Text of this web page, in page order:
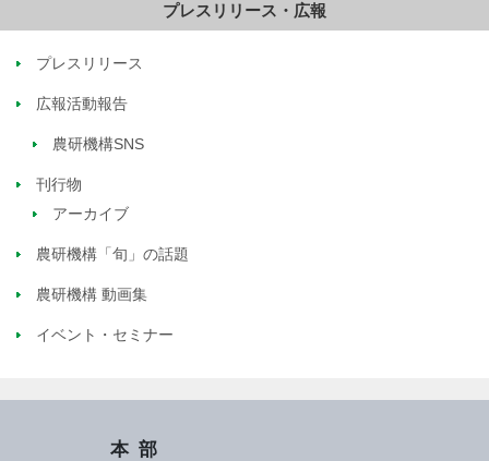
プレスリリース・広報
プレスリリース
広報活動報告
農研機構SNS
刊行物
アーカイブ
農研機構「旬」の話題
農研機構 動画集
イベント・セミナー
本部